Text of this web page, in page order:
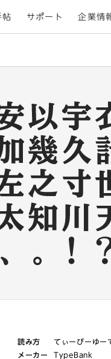
帖 サポート 企業情
読み方
てぃーびーゆー
メーカー
TypeBank